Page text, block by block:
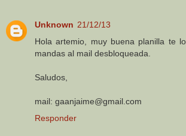
Unknown 21/12/13
Hola artemio, muy buena planilla te
mandas al mail desbloqueada.
Saludos,
mail: gaanjaime@gmail.com
Responder